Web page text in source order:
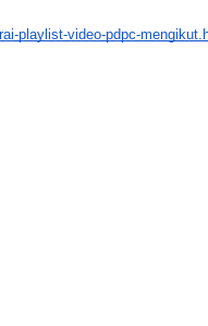
playlist-video-pdpc-